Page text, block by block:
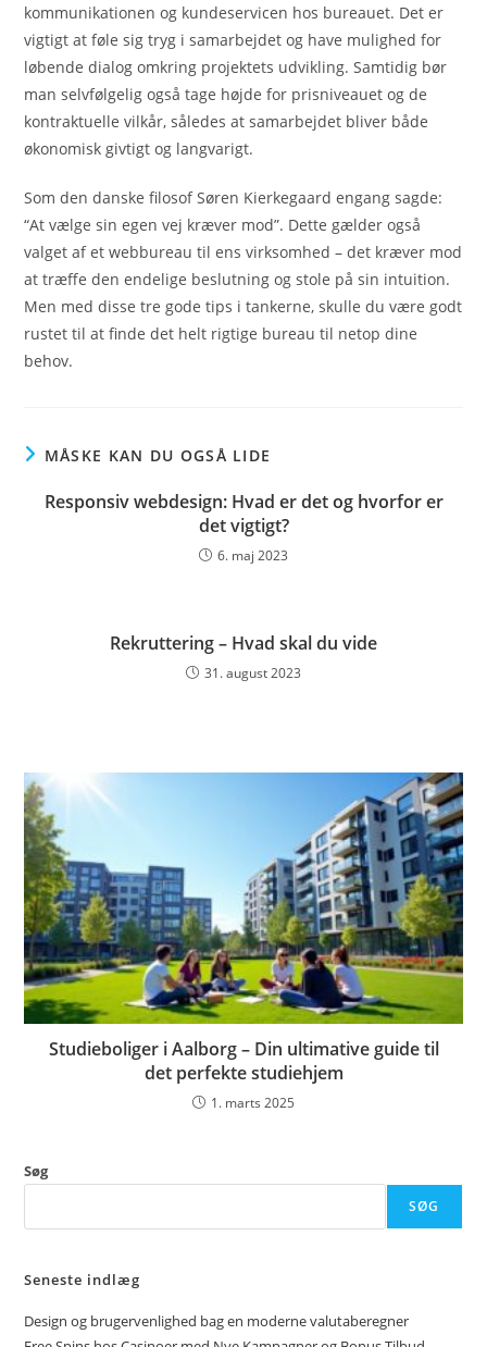
kommunikationen og kundeservicen hos bureauet. Det er
vigtigt at føle sig tryg i samarbejdet og have mulighed for
løbende dialog omkring projektets udvikling. Samtidig bør
man selvfølgelig også tage højde for prisniveauet og de
kontraktuelle vilkår, således at samarbejdet bliver både
økonomisk givtigt og langvarigt.
Som den danske filosof Søren Kierkegaard engang sagde:
“At vælge sin egen vej kræver mod”. Dette gælder også
valget af et webbureau til ens virksomhed – det kræver mod
at træffe den endelige beslutning og stole på sin intuition.
Men med disse tre gode tips i tankerne, skulle du være godt
rustet til at finde det helt rigtige bureau til netop dine
behov.
MÅSKE KAN DU OGSÅ LIDE
Responsiv webdesign: Hvad er det og hvorfor er
det vigtigt?
6. maj 2023
Rekruttering – Hvad skal du vide
31. august 2023
Studieboliger i Aalborg – Din ultimative guide til
det perfekte studiehjem
1. marts 2025
Søg
SØG
Seneste indlæg
Design og brugervenlighed bag en moderne valutaberegner